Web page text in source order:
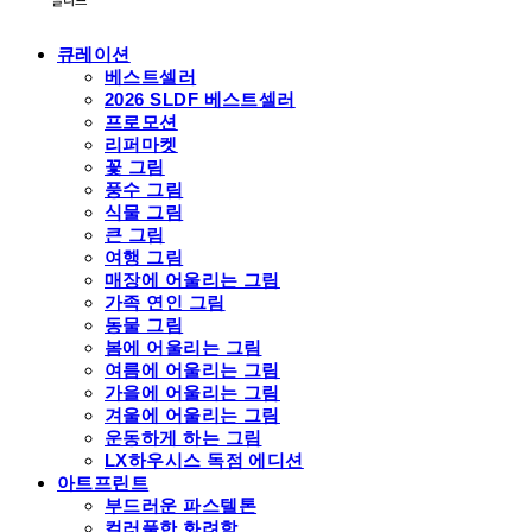
큐레이션
베스트셀러
2026 SLDF 베스트셀러
프로모션
리퍼마켓
꽃 그림
풍수 그림
식물 그림
큰 그림
여행 그림
매장에 어울리는 그림
가족 연인 그림
동물 그림
봄에 어울리는 그림
여름에 어울리는 그림
가을에 어울리는 그림
겨울에 어울리는 그림
운동하게 하는 그림
LX하우시스 독점 에디션
아트프린트
부드러운 파스텔톤
컬러풀한 화려함